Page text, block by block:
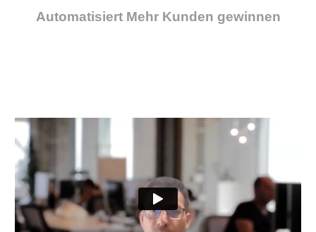
Automatisiert Mehr Kunden gewinnen